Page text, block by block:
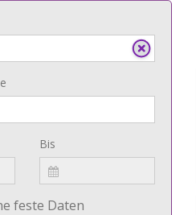
Bis
feste Daten